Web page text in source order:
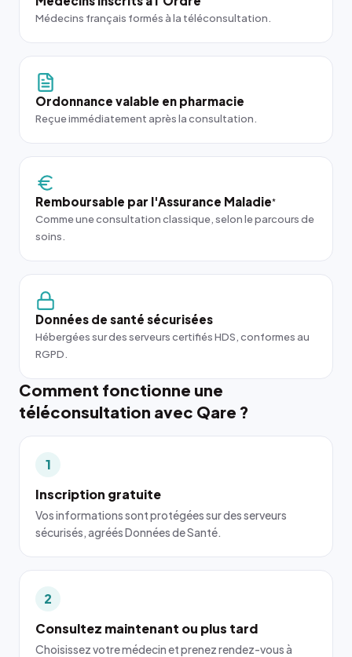
Médecins français formés à la téléconsultation.
Ordonnance valable en pharmacie
Reçue immédiatement après la consultation.
Remboursable par l'Assurance Maladie*
Comme une consultation classique, selon le parcours de
soins.
Données de santé sécurisées
Hébergées sur des serveurs certifiés HDS, conformes au
RGPD.
Comment fonctionne une
téléconsultation avec Qare ?
1
Inscription gratuite
Vos informations sont protégées sur des serveurs
sécurisés, agréés Données de Santé.
2
Consultez maintenant ou plus tard
Choisissez votre médecin et prenez rendez-vous à